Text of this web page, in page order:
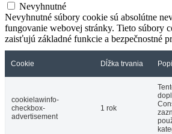
Nevyhnutné
Nevyhnutné súbory cookie sú absolútne
fungovanie webovej stránky. Tieto súbory
zaisťujú základné funkcie a bezpečnostné
Cookie Dĺžka trvania
cookielawinfo-
checkbox-
advertisement
1 rok